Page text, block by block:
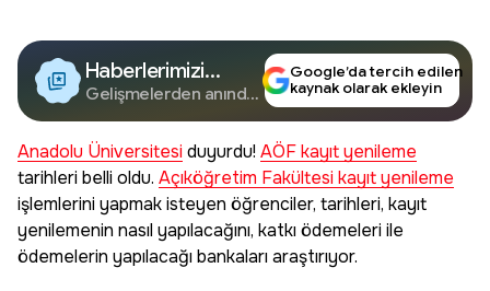
Haberlerimizi
Google'da Takip
Edin
Gelişmelerden anında
Google’da tercih edilen
kaynak olarak ekleyin
Anadolu Üniversitesiduyurdu! AÖF kayıt yenileme
tarihleri belli oldu. Açıköğretim Fakültesi kayıt yenileme
işlemlerini yapmak isteyen öğrenciler, tarihleri, kayıt
yenilemenin nasıl yapılacağını, katkı ödemeleri ile
ödemelerin yapılacağı bankaları araştırıyor.